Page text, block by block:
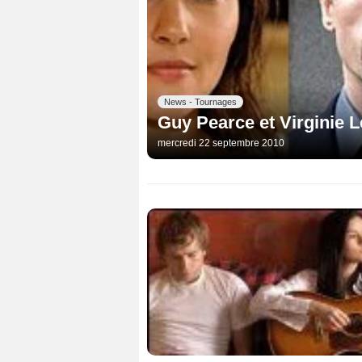
News - Tournages
Guy Pearce et Virginie
mercredi 22 septembre 2010